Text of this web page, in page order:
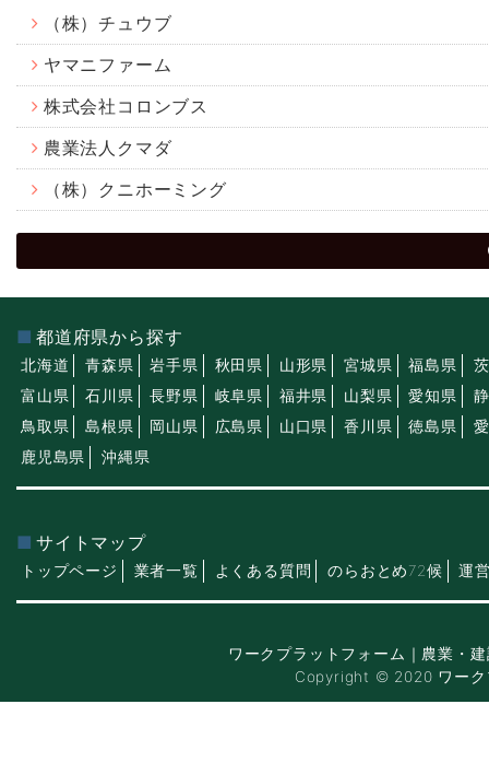
（株）チュウブ
ヤマニファーム
株式会社コロンブス
農業法人クマダ
（株）クニホーミング
都道府県から探す
北海道 青森県 岩手県 秋田県 山形県 宮城県 福島県
富山県
石川県 長野県 岐阜県 福井県 山梨県 愛知県
鳥取県
島根県 岡山県 広島県 山口県 香川県 徳島県
鹿児島県
沖縄県
サイトマップ
トップページ 業者一覧 よくある質問 のらおとめ72候 運
ワークプラットフォーム｜農業・
Copyright © 2020 ワーク